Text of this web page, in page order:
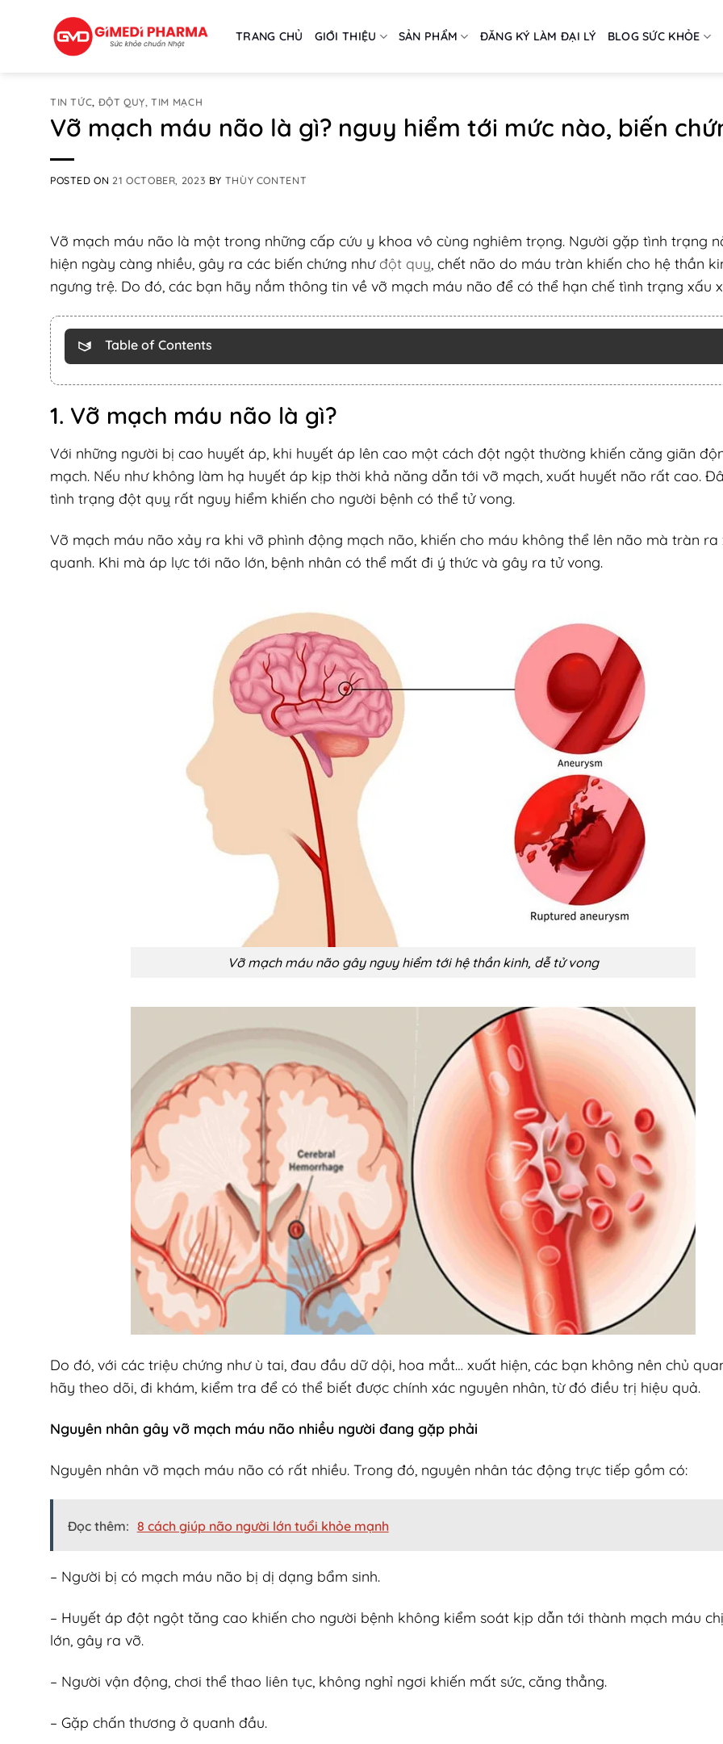
TRANG CHỦ GIỚI THIỆU SẢN PHẨM ĐĂNG KÝ LÀM ĐẠI LÝ BLOG SỨC KHỎE
TIN TỨC, ĐỘT QUỴ, TIM MẠCH
Vỡ mạch máu não là gì? nguy hiểm tới mức nào, biến
POSTED ON 21 OCTOBER, 2023 BY THÙY CONTENT
Vỡ mạch máu não là một trong những cấp cứu y khoa vô cùng nghiêm trọng. Người gặp tình trạng
hiện ngày càng nhiều, gây ra các biến chứng như đột quỵ , chết não do máu tràn khiến cho hệ thần
ngưng trệ. Do đó, các bạn hãy nắm thông tin về vỡ mạch máu não để có thể hạn chế tình trạng xấu
Table of Contents
1. Vỡ mạch máu não là gì?
Với những người bị cao huyết áp, khi huyết áp lên cao một cách đột ngột thường khiến căng giãn
mạch. Nếu như không làm hạ huyết áp kịp thời khả năng dẫn tới vỡ mạch, xuất huyết não rất cao.
tình trạng đột quỵ rất nguy hiểm khiến cho người bệnh có thể tử vong.
Vỡ mạch máu não xảy ra khi vỡ phình động mạch não, khiến cho máu không thể lên não mà tràn ra
quanh. Khi mà áp lực tới não lớn, bệnh nhân có thể mất đi ý thức và gây ra tử vong.
Vỡ mạch máu não gây nguy hiểm tới hệ thần kinh, dễ tử vong
Do đó, với các triệu chứng như ù tai, đau đầu dữ dội, hoa mắt… xuất hiện, các bạn không nên chủ
hãy theo dõi, đi khám, kiểm tra để có thể biết được chính xác nguyên nhân, từ đó điều trị hiệu quả.
Nguyên nhân gây vỡ mạch máu não nhiều người đang gặp phải
Nguyên nhân vỡ mạch máu não có rất nhiều. Trong đó, nguyên nhân tác động trực tiếp gồm có:
Đọc thêm: 8 cách giúp não người lớn tuổi khỏe mạnh
– Người bị có mạch máu não bị dị dạng bẩm sinh.
– Huyết áp đột ngột tăng cao khiến cho người bệnh không kiểm soát kịp dẫn tới thành mạch máu
lớn, gây ra vỡ.
– Người vận động, chơi thể thao liên tục, không nghỉ ngơi khiến mất sức, căng thẳng.
– Gặp chấn thương ở quanh đầu.